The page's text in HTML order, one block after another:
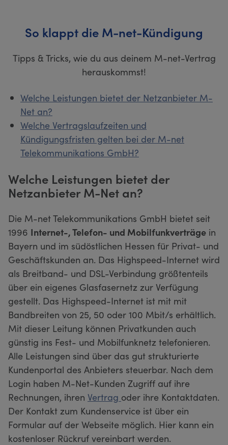
So klappt die M-net-Kündigung
Tipps & Tricks, wie du aus deinem M-net-Vertrag
herauskommst!
Welche Leistungen bietet der Netzanbieter M-
Net an?
Welche Vertragslaufzeiten und
Kündigungsfristen gelten bei der M-net
Telekommunikations GmbH?
Welche Leistungen bietet der
Netzanbieter M-Net an?
Die M-net Telekommunikations GmbH bietet seit
1996 Internet-, Telefon- und Mobilfunkverträge in
Bayern und im südöstlichen Hessen für Privat- und
Geschäftskunden an. Das Highspeed-Internet wird
als Breitband- und DSL-Verbindung größtenteils
über ein eigenes Glasfasernetz zur Verfügung
gestellt. Das Highspeed-Internet ist mit mit
Bandbreiten von 25, 50 oder 100 Mbit/s erhältlich.
Mit dieser Leitung können Privatkunden auch
günstig ins Fest- und Mobilfunknetz telefonieren.
Alle Leistungen sind über das gut strukturierte
Kundenportal des Anbieters steuerbar. Nach dem
Login haben M-Net-Kunden Zugriff auf ihre
Rechnungen, ihren Vertrag oder ihre Kontaktdaten.
Der Kontakt zum Kundenservice ist über ein
Formular auf der Webseite möglich. Hier kann ein
kostenloser Rückruf vereinbart werden.